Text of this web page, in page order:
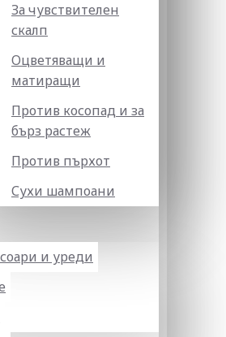
За чувствителен
скалп
Оцветяващи и
матиращи
Против косопад и за
бърз растеж
Против пърхот
Сухи шампоани
и уреди